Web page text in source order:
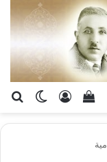
الوضعتسجيل
إستعراض سلة